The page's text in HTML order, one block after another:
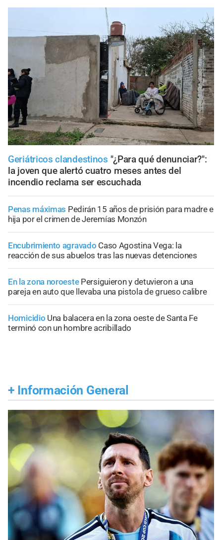
Geriátricos clandestinos "¿Para qué denunciar?":
la joven que alertó cuatro meses antes del
incendio reclama ser escuchada
Penas máximas Pedirán 15 años de prisión para madre e
hija por el crimen de Jeremías Monzón
Encubrimiento agravado Caso Agostina Vega: la
reacción de sus abuelos tras las nuevas detenciones
En la zona noroeste Persiguieron y detuvieron a una
pareja en auto que llevaba una pistola de grueso calibre
Homicidio Una balacera en la zona oeste de Santa Fe
terminó con un hombre acribillado
+ Información General